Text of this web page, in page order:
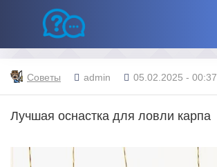
Советы admin 05.02.2025 - 00:37
Лучшая оснастка для ловли карпа